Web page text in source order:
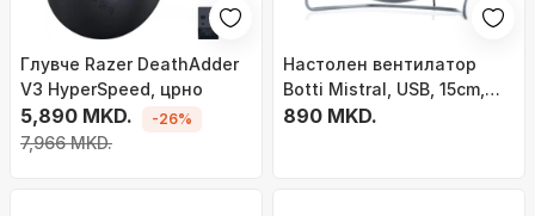
Глувче Razer DeathAdder
V3 HyperSpeed, црно
5,890 MKD.
7,966 MKD.
-26%
Настолен вентилатор
Botti Mistral, USB, 15cm,
бел
890 MKD.